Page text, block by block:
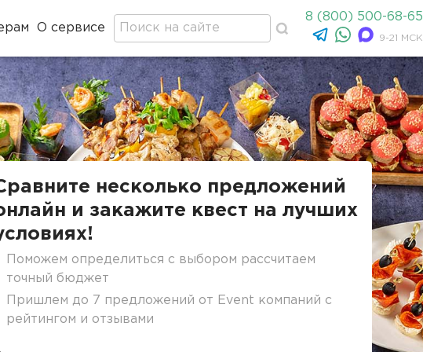
О сервисе
8 (800) 500-68-65
9-21 МСК
несколько предложений
и закажите квест на лучших
Поможем определиться с выбором рассчитаем
точный бюджет
Пришлем до 7 предложений от Event компаний с
рейтингом и отзывами